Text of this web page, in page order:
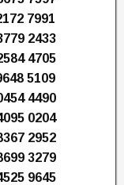
7991
2433
4705
5109
4490
0204
2952
3279
9645